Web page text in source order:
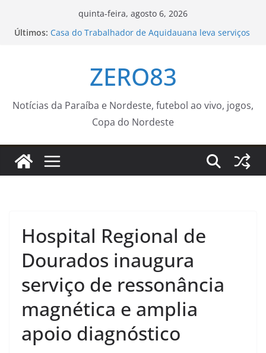
quinta-feira, agosto 6, 2026
Últimos: Casa do Trabalhador de Aquidauana leva serviços
inconstitucionais, avalia DPU
Procon Móvel atenderá na região central na
Seu próximo emprego pode estar mais perto do
que você imagina – Prefeitura Estância Turística
Guaratinguetá
começa neste sábado – Prefeitura da Cidade do
Rio de Janeiro
ZERO83
Notícias da Paraíba e Nordeste, futebol ao vivo, jogos,
Copa do Nordeste
Hospital Regional de
Dourados inaugura
serviço de ressonância
magnética e amplia
apoio diagnóstico